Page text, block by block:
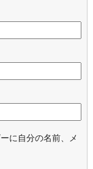
に自分の名前、メ